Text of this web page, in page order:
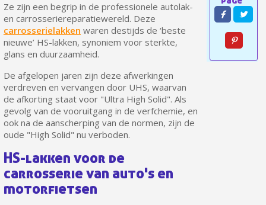
Je online offerte in minder dan 1 minuut
Deel je creaties en ontvang shopping vouchers
Verzamel loyaliteitspunten bij elke bestelling
5€ korting op de eerste bestelling
10€ shopping voucher voor elke verwijzing
Schrijf je in voor de nieuwsbrief: €5 korting
Ze zijn een begrip in de professionele autolak-
en carrosseriereparatiewereld. Deze
carrosserielakken waren destijds de ‘beste
nieuwe’ HS-lakken, synoniem voor sterkte,
glans en duurzaamheid.
De afgelopen jaren zijn deze afwerkingen
verdreven en vervangen door UHS, waarvan
de afkorting staat voor "Ultra High Solid". Als
gevolg van de vooruitgang in de verfchemie, en
ook na de aanscherping van de normen, zijn de
oude "High Solid" nu verboden.
HS-lakken voor de
carrosserie van auto's en
motorfietsen